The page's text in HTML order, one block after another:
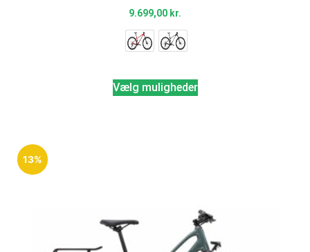
9.699,00 kr.
Vælg muligheder
13%